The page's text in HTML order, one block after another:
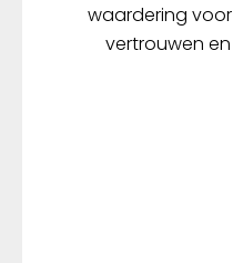
waardering
vertrouwen